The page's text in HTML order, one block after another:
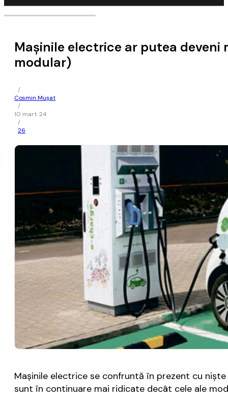
Maşinile electrice ar putea
modular)
/
Cosmin Mușat
/
10 mart. 24
/
26
Maşinile electrice se confruntă în prezent cu
sunt în continuare mai ridicate decât cele ale